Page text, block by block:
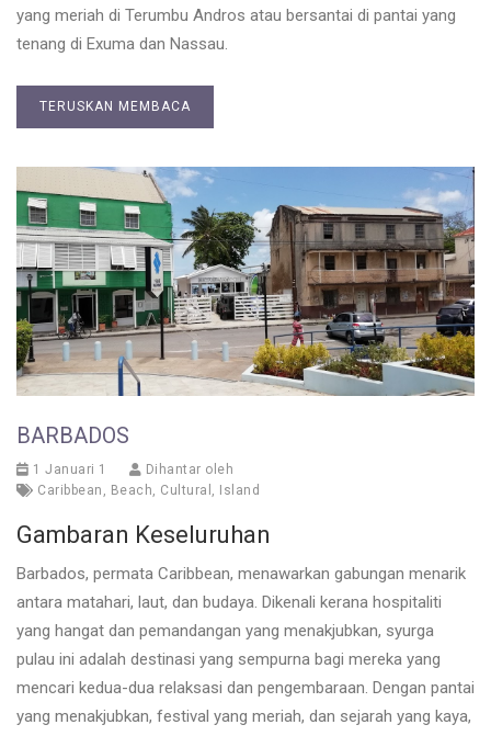
yang meriah di Terumbu Andros atau bersantai di pantai yang
tenang di Exuma dan Nassau.
TERUSKAN MEMBACA
BARBADOS
1 Januari 1
Dihantar oleh
Caribbean , Beach, Cultural , Island
Gambaran Keseluruhan
Barbados, permata Caribbean, menawarkan gabungan menarik
antara matahari, laut, dan budaya. Dikenali kerana hospitaliti
yang hangat dan pemandangan yang menakjubkan, syurga
pulau ini adalah destinasi yang sempurna bagi mereka yang
mencari kedua-dua relaksasi dan pengembaraan. Dengan pantai
yang menakjubkan, festival yang meriah, dan sejarah yang kaya,